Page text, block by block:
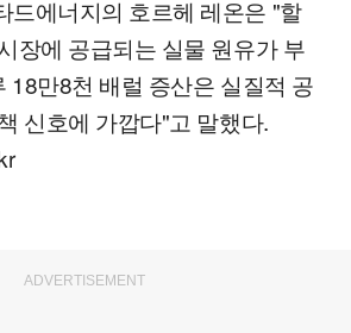
드에너지의 호르헤 레온은 "할
장에 공급되는 실물 원유가 부
18만8천 배럴 증산은 실질적 공
신호에 가깝다"고 말했다.
ADVERTISEMENT